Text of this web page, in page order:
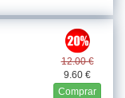
12.00 €
9.60 €
Comprar